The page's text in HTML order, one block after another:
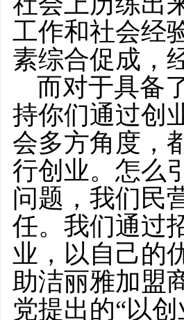
工作和社会经
素综合促成，
而对于具备
持你们通过创
会多方角度，
行创业。怎么
问题，我们民
任。我们通过
业，以自己的
助洁丽雅加盟
党提出的“以